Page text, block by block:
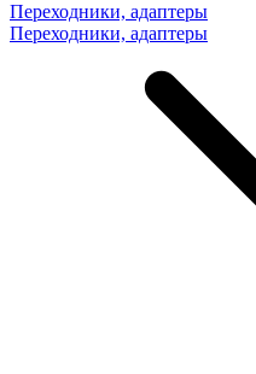
Переходники, адаптеры
Переходники, адаптеры